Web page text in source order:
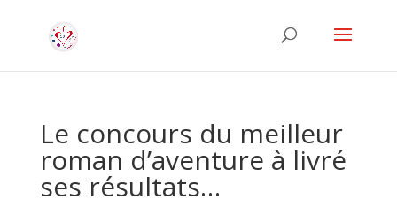
Le concours du meilleur
roman d’aventure à livré
ses résultats…